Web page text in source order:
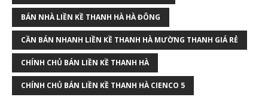
BÁN NHÀ LIỀN KỀ THANH HÀ HÀ ĐÔNG
CẦN BÁN NHANH LIỀN KỀ THANH HÀ MƯỜNG THANH GIÁ RẺ
CHÍNH CHỦ BÁN LIỀN KỀ THANH HÀ
CHÍNH CHỦ BÁN LIỀN KỀ THANH HÀ CIENCO 5